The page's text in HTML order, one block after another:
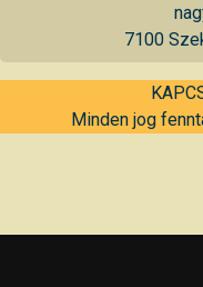
7100
Minden jog